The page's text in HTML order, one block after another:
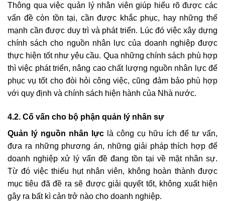
Thông qua việc quản lý nhân viên giúp hiểu rõ được các
vấn đề còn tồn tại, cần được khắc phục, hay những thế
mạnh cần được duy trì và phát triển. Lúc đó việc xây dựng
chính sách cho nguồn nhân lực của doanh nghiệp được
thực hiện tốt như yêu cầu. Qua những chính sách phù hợp
thì việc phát triển, nâng cao chất lượng nguồn nhân lực để
phục vụ tốt cho đòi hỏi công việc, cũng đảm bảo phù hợp
với quy định và chính sách hiện hành của Nhà nước.
4.2. Cố vấn cho bộ phận quản lý nhân sự
Quản lý nguồn nhân lực là công cụ hữu ích để tư vấn,
đưa ra những phương án, những giải pháp thích hợp để
doanh nghiệp xử lý vấn đề đang tồn tại về mặt nhân sự.
Từ đó việc thiếu hụt nhân viên, không hoàn thành được
mục tiêu đã đề ra sẽ được giải quyết tốt, không xuất hiện
gây ra bất kì cản trở nào cho doanh nghiệp.